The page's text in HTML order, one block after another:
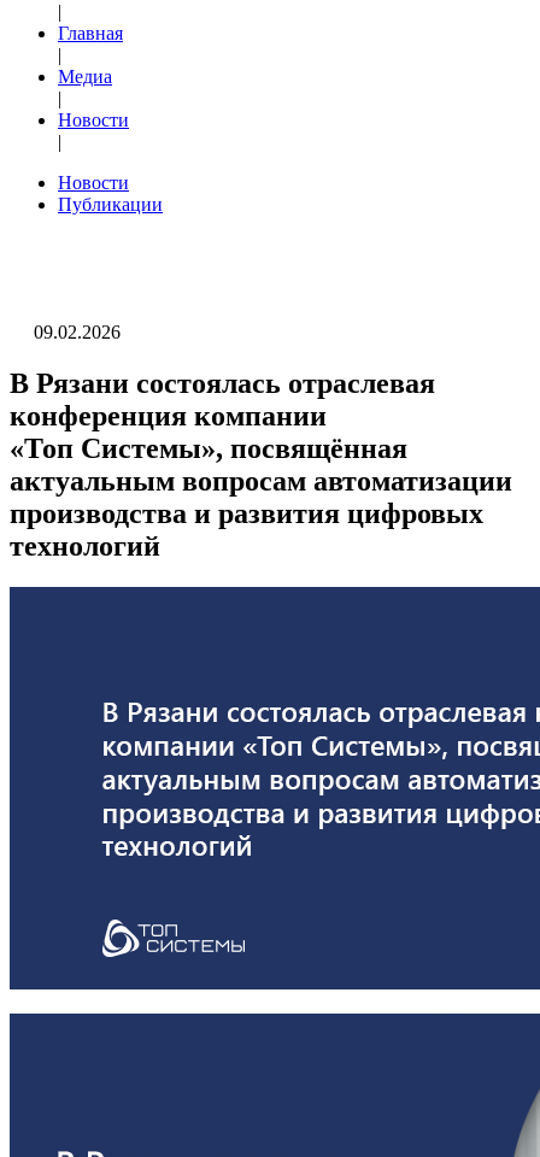
|
Главная
|
Медиа
|
Новости
|
Новости
Публикации
09.02.2026
В Рязани состоялась отраслевая
конференция компании
«Топ Системы», посвящённая
актуальным вопросам автоматизации
производства и развития цифровых
технологий